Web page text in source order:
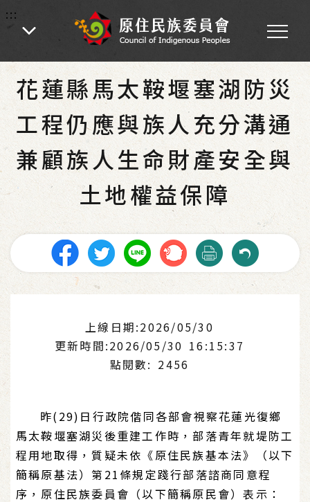
:::
:::
首頁 為民服務
花蓮縣馬太鞍堰塞湖防災
工程仍應與族人充分溝通
兼顧族人生命財產安全與
土地權益保障
上線日期:2026/05/30
更新時間:2026/05/30 16:15:37
點閱數: 2456
昨(29)日行政院偕同各部會視察花蓮光復鄉
馬太鞍堰塞湖災後重建工作時，部落青年就堤防工
程用地取得，質疑未依《原住民族基本法》（以下
簡稱原基法）第21條規定踐行部落諮商同意程
序，原住民族委員會（以下簡稱原民會）表示：